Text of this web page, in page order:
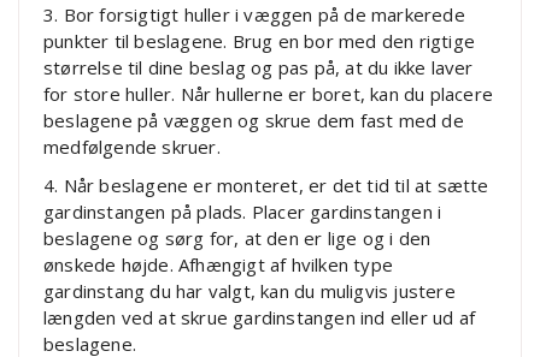
3. Bor forsigtigt huller i væggen på de markerede
punkter til beslagene. Brug en bor med den rigtige
størrelse til dine beslag og pas på, at du ikke laver
for store huller. Når hullerne er boret, kan du placere
beslagene på væggen og skrue dem fast med de
medfølgende skruer.
4. Når beslagene er monteret, er det tid til at sætte
gardinstangen på plads. Placer gardinstangen i
beslagene og sørg for, at den er lige og i den
ønskede højde. Afhængigt af hvilken type
gardinstang du har valgt, kan du muligvis justere
længden ved at skrue gardinstangen ind eller ud af
beslagene.